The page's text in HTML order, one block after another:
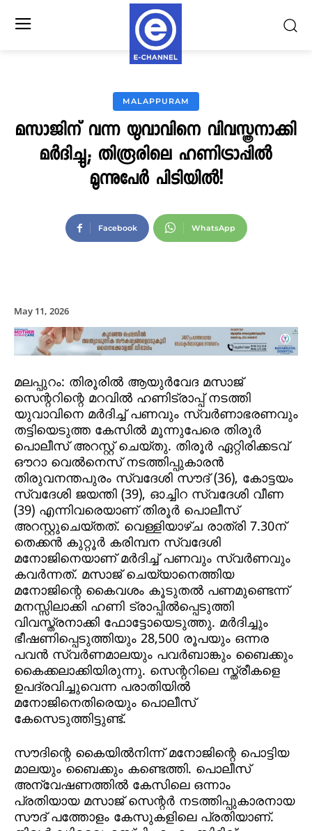
MALAPPURAM
മസാജിന് വന്ന യുവാവിനെ വിവസ്ത്രനാക്കി
മർദിച്ചു; തിരൂരിലെ ഹണിട്രാപ്പിൽ
മൂന്നുപേർ പിടിയിൽ!
Facebook WhatsApp
May 11, 2026
മലപ്പുറം: തിരൂരില്‍ ആയുര്‍വേദ മസാജ്
സെന്ററിന്റെ മറവില്‍ ഹണിട്രാപ്പ് നടത്തി
യുവാവിനെ മര്‍ദിച്ച് പണവും സ്വര്‍ണാഭരണവും
തട്ടിയെടുത്ത കേസില്‍ മൂന്നുപേരെ തിരൂര്‍
പൊലീസ് അറസ്റ്റ് ചെയ്തു. തിരൂര്‍ ഏറ്റിരിക്കടവ്
ഔറാ വെല്‍നെസ് നടത്തിപ്പുകാരന്‍
തിരുവനന്തപുരം സ്വദേശി സൗദ് (36), കോട്ടയം
സ്വദേശി ജയന്തി (39), ഓച്ചിറ സ്വദേശി വീണ
(39) എന്നിവരെയാണ് തിരൂര്‍ പൊലീസ്
അറസ്റ്റുചെയ്തത്. വെള്ളിയാഴ്ച രാത്രി 7.30ന്
തെക്കന്‍ കുറ്റൂര്‍ കരിമ്പന സ്വദേശി
മനോജിനെയാണ് മര്‍ദിച്ച് പണവും സ്വര്‍ണവും
കവര്‍ന്നത്. മസാജ് ചെയ്യാനെത്തിയ
മനോജിന്റെ കൈവശം കൂടുതല്‍ പണമുണ്ടെന്ന്
മനസ്സിലാക്കി ഹണി ട്രാപ്പില്‍പ്പെടുത്തി
വിവസ്ത്രനാക്കി ഫോട്ടോയെടുത്തു. മര്‍ദിച്ചും
ഭീഷണിപ്പെടുത്തിയും 28,500 രൂപയും ഒന്നര
പവന്‍ സ്വര്‍ണമാലയും പവര്‍ബാങ്കും ബൈക്കും
കൈക്കലാക്കിയിരുന്നു. സെന്ററിലെ സ്ത്രീകളെ
ഉപദ്രവിച്ചുവെന്ന പരാതിയിൽ
മനോജിനെതിരെയും പൊലീസ്
കേസെടുത്തിട്ടുണ്ട്.
സൗദിന്റെ കൈയില്‍നിന്ന് മനോജിന്റെ പൊട്ടിയ
മാലയും ബൈക്കും കണ്ടെത്തി. പൊലീസ്
അന്വേഷണത്തില്‍ കേസിലെ ഒന്നാം
പ്രതിയായ മസാജ് സെന്റര്‍ നടത്തിപ്പുകാരനായ
സൗദ് പത്തോളം കേസുകളിലെ പ്രതിയാണ്.